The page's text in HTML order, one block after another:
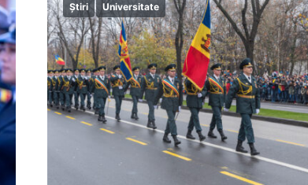
Știri Universitate